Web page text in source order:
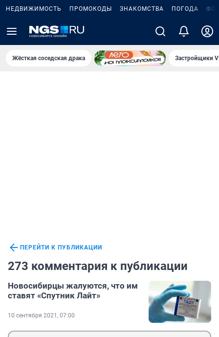
НЕДВИЖИМОСТЬ ПРОМОКОДЫ ЗНАКОМСТВА ПОГОДА
Жёсткая соседская драка Застройщики
ПЕРЕЙТИ К ПУБЛИКАЦИИ
273 комментария к публикации
Новосибирцы жалуются, что им
ставят «Спутник Лайт»
10 сентября 2021, 07:00